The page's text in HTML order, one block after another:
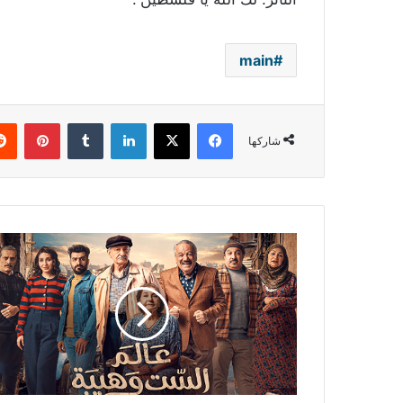
main
شاركها
فيسبوك ‫X لينكدإن
المخدرات
وهموم
المجتمع
محور
الدراما
العراقية
في
رمضان